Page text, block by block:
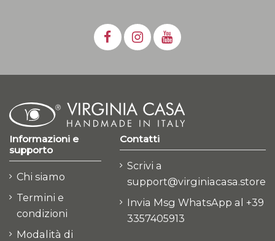
Informazioni e
supporto
Chi siamo
Termini e
condizioni
Modalità di
Contatti
Scrivi a
support@virginiacasa.store
Invia Msg WhatsApp al +39
3357405913